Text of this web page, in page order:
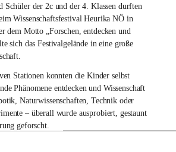
Schüler der 2c und der 4. Klassen durften
Wissenschaftsfestival Heurika NÖ in
dem Motto „Forschen, entdecken und
sich das Festivalgelände in eine große
Stationen konnten die Kinder selbst
Phänomene entdecken und Wissenschaft
Naturwissenschaften, Technik oder
– überall wurde ausprobiert, gestaunt
geforscht.
war, dass Wissenschaftlerinnen und